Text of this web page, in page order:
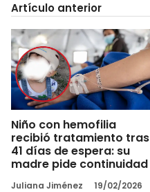
Artículo anterior
Niño con hemofilia
recibió tratamiento tras
41 días de espera: su
madre pide continuidad
Juliana Jiménez 19/02/2026